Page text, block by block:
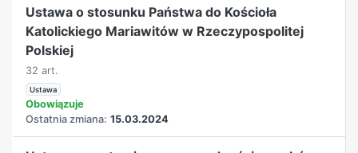
Ustawa o stosunku Państwa do Kościoła
Katolickiego Mariawitów w Rzeczypospolitej
Polskiej
32 art.
Ustawa
Obowiązuje
Ostatnia zmiana: 15.03.2024